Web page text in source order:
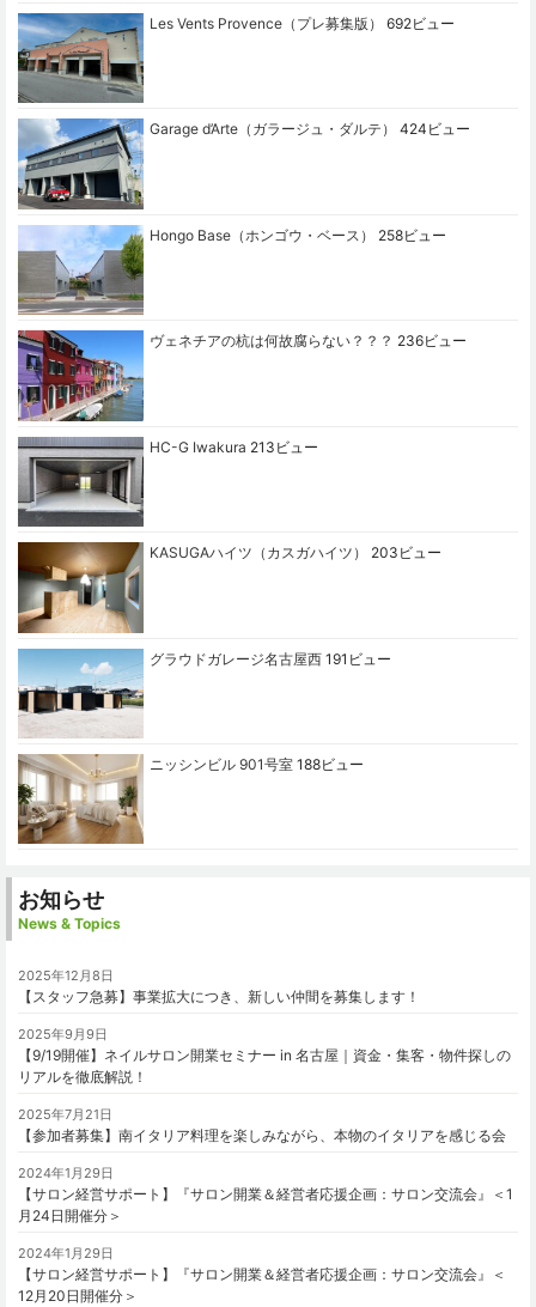
Les Vents Provence（プレ募集版） 692ビュー
Garage d’Arte（ガラージュ・ダルテ） 424ビュー
Hongo Base（ホンゴウ・ベース） 258ビュー
ヴェネチアの杭は何故腐らない？？？ 236ビュー
HC-G Iwakura 213ビュー
KASUGAハイツ（カスガハイツ） 203ビュー
グラウドガレージ名古屋西 191ビュー
ニッシンビル 901号室 188ビュー
お知らせ
News & Topics
2025年12月8日
【スタッフ急募】事業拡大につき、新しい仲間を募集します！
2025年9月9日
【9/19開催】ネイルサロン開業セミナー in 名古屋｜資金・集客・物件探しの
リアルを徹底解説！
2025年7月21日
【参加者募集】南イタリア料理を楽しみながら、本物のイタリアを感じる会
2024年1月29日
【サロン経営サポート】『サロン開業＆経営者応援企画：サロン交流会』＜1
月24日開催分＞
2024年1月29日
【サロン経営サポート】『サロン開業＆経営者応援企画：サロン交流会』＜
12月20日開催分＞